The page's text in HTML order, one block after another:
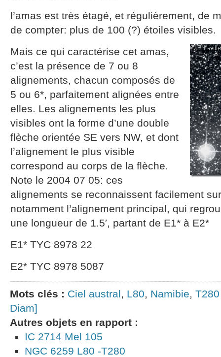
l’amas est très étagé, et régulièrement, de
de compter: plus de 100 (?) étoiles visibles.
Mais ce qui caractérise cet amas,
c’est la présence de 7 ou 8
alignements, chacun composés de
5 ou 6*, parfaitement alignées entre
elles. Les alignements les plus
visibles ont la forme d’une double
flèche orientée SE vers NW, et dont
l’alignement le plus visible
correspond au corps de la flèche.
Note le 2004 07 05: ces
alignements se reconnaissent facilement
notamment l’alignement principal, qui
une longueur de 1.5′, partant de E1* à E2*
E1* TYC 8978 22
E2* TYC 8978 5087
Mots clés : Ciel austral, L80, Namibie,
Diam]
Autres objets en rapport :
IC 2714 Mel 105
NGC 6259 L80 -T280